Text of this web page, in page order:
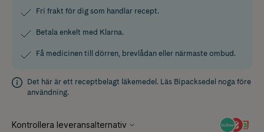
Fri frakt för dig som handlar recept.
Betala enkelt med Klarna.
Få medicinen till dörren, brevlådan eller närmaste ombud.
Det här är ett receptbelagt läkemedel. Läs Bipacksedel noga före
användning.